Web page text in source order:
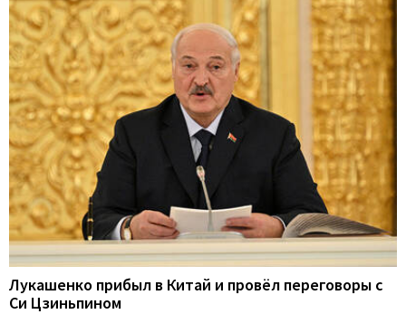
Лукашенко прибыл в Китай и провёл переговоры с
Си Цзиньпином